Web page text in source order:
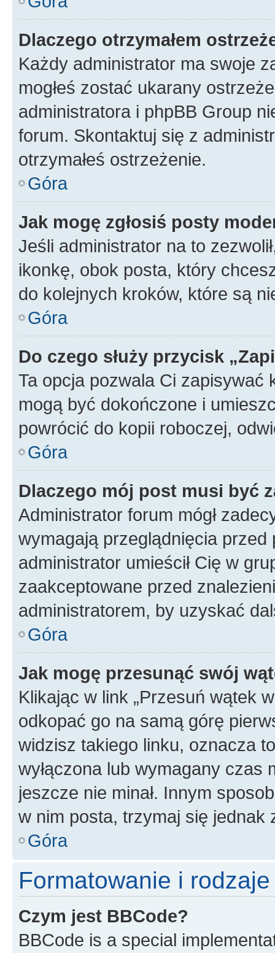
Dlaczego otrzymałem
Każdy administrator ma swoje
mogłeś zostać ukarany
administratora i phpBB Group
forum. Skontaktuj się z
otrzymałeś ostrzeżenie.
Góra
Jak mogę zgłosiś posty
Jeśli administrator na to
ikonkę, obok posta, który
do kolejnych kroków, które są
Góra
Do czego służy przycisk
Ta opcja pozwala Ci zapisywać
mogą być dokończone i
powrócić do kopii roboczej,
Góra
Dlaczego mój post musi być
Administrator forum mógł
wymagają przeglądnięcia
administrator umieścił Cię w
zaakceptowane przed
administratorem, by uzyskać
Góra
Jak mogę przesunąć swój
Klikając w link „Przesuń wątek
odkopać go na samą górę
widzisz takiego linku, oznacza
wyłączona lub wymagany czas
jeszcze nie minał. Innym
w nim posta, trzymaj się jednak
Góra
Formatowanie i
Czym jest BBCode?
BBCode is a special